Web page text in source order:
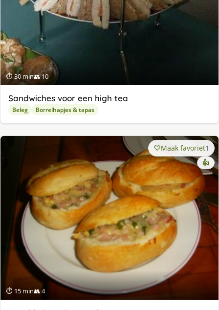
⏱ 30 min👥 10
Sandwiches voor een high tea
Beleg Borrelhapjes & tapas
⏱ 15 min👥 4
Maak favoriet1
👍